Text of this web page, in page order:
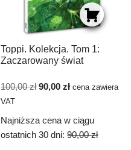
Toppi. Kolekcja. Tom 1:
Zaczarowany świat
100,00zł 90,00zł cena zawiera
VAT
Najniższa cena w ciągu
ostatnich 30 dni:90,00 zł